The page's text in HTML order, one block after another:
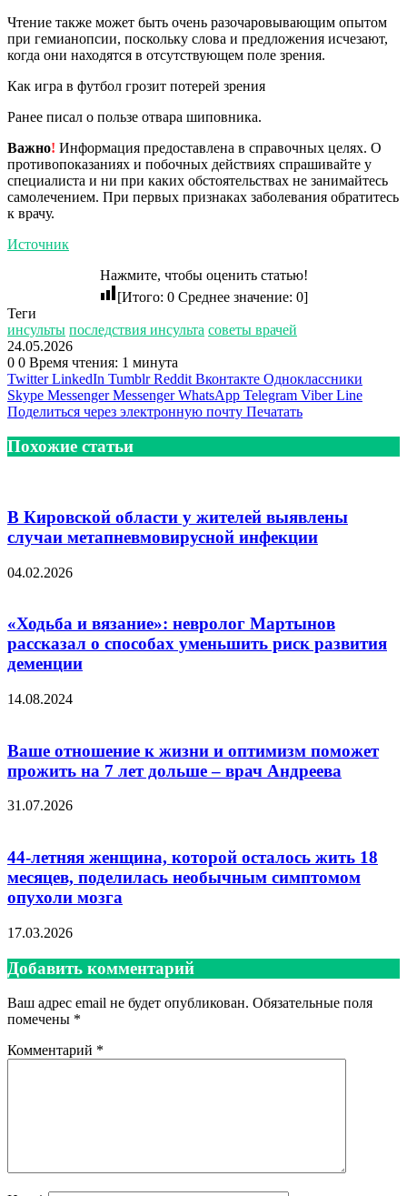
Чтение также может быть очень разочаровывающим опытом
при гемианопсии, поскольку слова и предложения исчезают,
когда они находятся в отсутствующем поле зрения.
Как игра в футбол грозит потерей зрения
Ранее писал о пользе отвара шиповника.
Важно! Информация предоставлена в справочных целях. О
противопоказаниях и побочных действиях спрашивайте у
специалиста и ни при каких обстоятельствах не занимайтесь
самолечением. При первых признаках заболевания обратитесь
к врачу.
Источник
Нажмите, чтобы оценить статью!
[Итого: 0 Среднее значение: 0]
Теги
инсульты последствия инсульта советы врачей
24.05.2026
0 0 Время чтения: 1 минута
Twitter LinkedIn Tumblr Reddit Вконтакте Одноклассники
Skype Messenger Messenger WhatsApp Telegram Viber Line
Поделиться через электронную почту Печатать
Похожие статьи
В Кировской области у жителей выявлены
случаи метапневмовирусной инфекции
04.02.2026
«Ходьба и вязание»: невролог Мартынов
рассказал о способах уменьшить риск развития
деменции
14.08.2024
Ваше отношение к жизни и оптимизм поможет
прожить на 7 лет дольше – врач Андреева
31.07.2026
44-летняя женщина, которой осталось жить 18
месяцев, поделилась необычным симптомом
опухоли мозга
17.03.2026
Добавить комментарий
Ваш адрес email не будет опубликован. Обязательные поля
помечены *
Комментарий *